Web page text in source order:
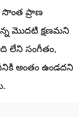
సొంత ప్రాణ
మొదటి క్షణమని
లేని సంగీతం,
దీనికి అంతం ఉండదని